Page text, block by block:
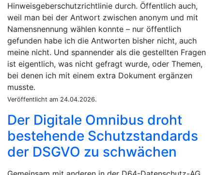
Hinweisgeberschutzrichtlinie durch. Öffentlich auch,
weil man bei der Antwort zwischen anonym und mit
Namensnennung wählen konnte – nur öffentlich
gefunden habe ich die Antworten bisher nicht, auch
meine nicht. Und spannender als die gestellten Fragen
ist eigentlich, was nicht gefragt wurde, oder Themen,
bei denen ich mit einem extra Dokument ergänzen
musste.
Veröffentlicht am 24.04.2026.
Der Digitale Omnibus droht
bestehende Schutzstandards
der DSGVO zu schwächen